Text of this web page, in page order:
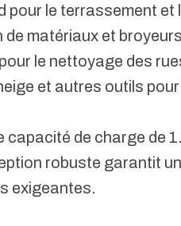
le terrassement et
matériaux et
le nettoyage des
et autres outils
de charge de
robuste garantit
exigeantes.